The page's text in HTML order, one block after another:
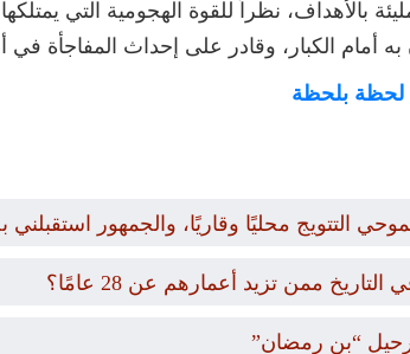
بالأهداف، نظراً للقوة الهجومية التي
أمام الكبار، وقادر على إحداث المفاجأة
لحظة بلحظة
التتويج محليًا وقاريًا، والجمهور استقبلني
ممن تزيد أعمارهم عن 28 عامًا؟